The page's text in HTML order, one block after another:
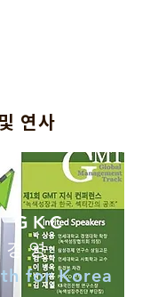
연사
GKC
영
for Korea